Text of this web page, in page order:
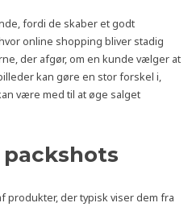
fordi de skaber et godt
online shopping bliver stadig
der afgør, om en kunde vælger at
kan gøre en stor forskel i,
være med til at øge salget
produkter, der typisk viser dem fra